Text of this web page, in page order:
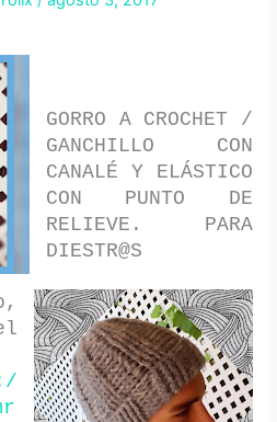
GORRO A CROCHET /
GANCHILLO CON
CANALÉ Y ELÁSTICO
CON PUNTO DE
RELIEVE. PARA
DIESTR@S